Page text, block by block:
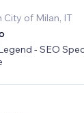
of Milan, IT
- SEO